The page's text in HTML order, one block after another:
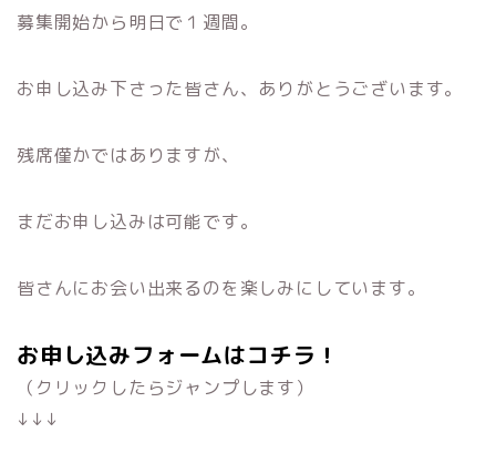
募集開始から明日で１週間。
お申し込み下さった皆さん、ありがとうございます。
残席僅かではありますが、
まだお申し込みは可能です。
皆さんにお会い出来るのを楽しみにしています。
お申し込みフォームはコチラ！
（クリックしたらジャンプします）
↓↓↓